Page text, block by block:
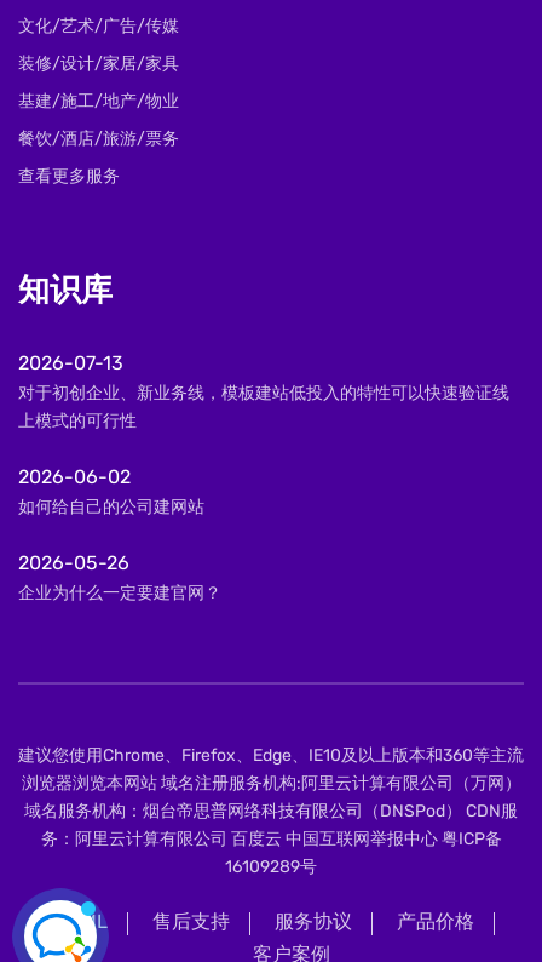
文化/艺术/广告/传媒
装修/设计/家居/家具
基建/施工/地产/物业
餐饮/酒店/旅游/票务
查看更多服务
知识库
2026-07-13
对于初创企业、新业务线，模板建站低投入的特性可以快速验证线
上模式的可行性
2026-06-02
如何给自己的公司建网站
2026-05-26
企业为什么一定要建官网？
建议您使用Chrome、Firefox、Edge、IE10及以上版本和360等主流
浏览器浏览本网站 域名注册服务机构:阿里云计算有限公司（万网）
域名服务机构：烟台帝思普网络科技有限公司（DNSPod） CDN服
务：阿里云计算有限公司 百度云 中国互联网举报中心粤ICP备
16109289号
XML 售后支持 服务协议
产品价格
客户案例